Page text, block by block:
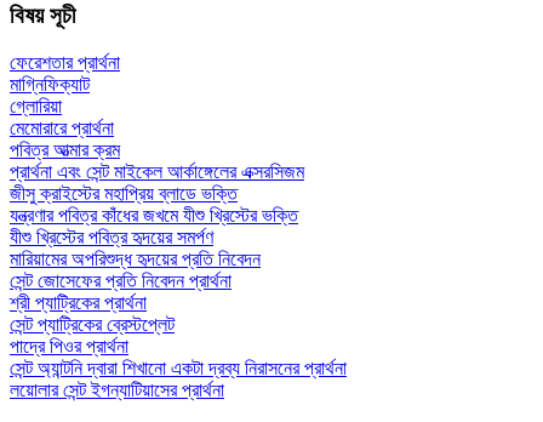
বিষয় সূচী
ফেরেশতার প্রার্থনা
মাগ্নিফিক্যাট
গ্লোরিয়া
মেমোরারে প্রার্থনা
পবিত্র আত্মার ক্রম
প্রার্থনা এবং সেন্ট মাইকেল আর্কাঙ্গেলের এক্সরসিজম
জীসু ক্রাইস্টের মহাপ্রিয় ব্লাডে ভক্তি
যন্ত্রণার পবিত্র কাঁধের জখমে যীশু খ্রিস্টের ভক্তি
যীশু খ্রিস্টের পবিত্র হৃদয়ের সমর্পণ
মারিয়ামের অপরিশুদ্ধ হৃদয়ের প্রতি নিবেদন
সেন্ট জোসেফের প্রতি নিবেদন প্রার্থনা
শ্রী প্যাট্রিকের প্রার্থনা
সেন্ট প্যাট্রিকের ব্রেস্টপ্লেট
পাদ্রে পিওর প্রার্থনা
সেন্ট অ্যান্টনি দ্বারা শিখানো একটা দ্রব্য নিরাসনের প্রার্থনা
লয়োলার সেন্ট ইগন্যাটিয়াসের প্রার্থনা